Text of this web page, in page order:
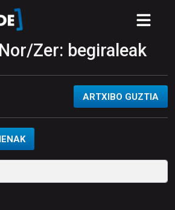
Zer: begiraleak
ARTXIBO GUZTIA